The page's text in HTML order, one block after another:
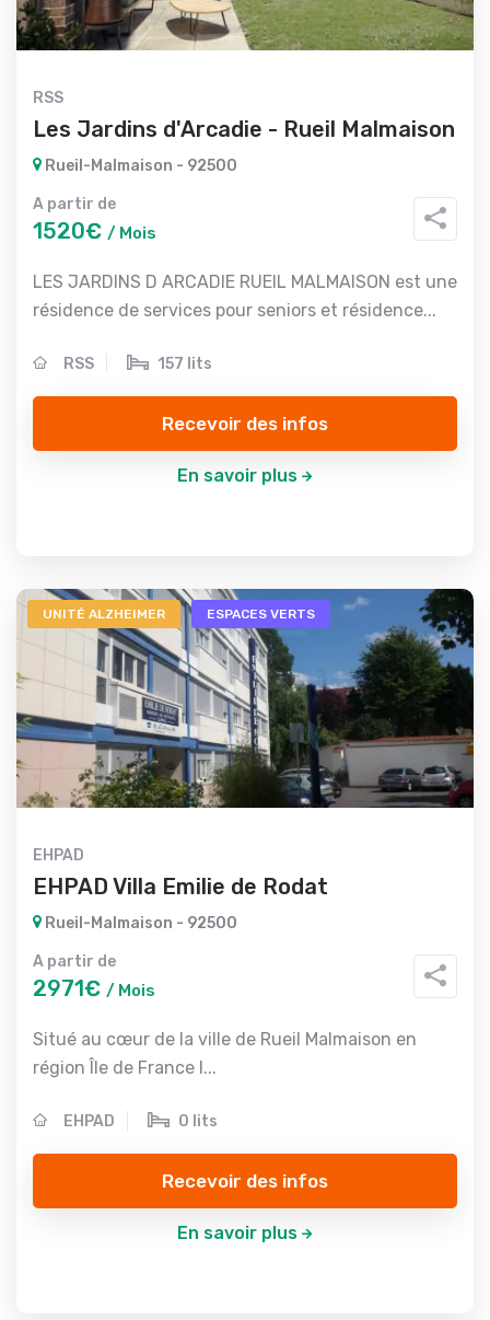
RSS
Les Jardins d'Arcadie - Rueil Malmaison
Rueil-Malmaison - 92500
A partir de
1520€ / Mois
LES JARDINS D ARCADIE RUEIL MALMAISON est une
résidence de services pour seniors et résidence...
RSS 157 lits
Recevoir des infos
En savoir plus
UNITÉ ALZHEIMER ESPACES VERTS
EHPAD
EHPAD Villa Emilie de Rodat
Rueil-Malmaison - 92500
A partir de
2971€ / Mois
Situé au cœur de la ville de Rueil Malmaison en
région Île de France l...
EHPAD 0 lits
Recevoir des infos
En savoir plus